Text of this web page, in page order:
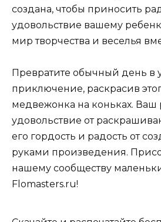
создана, чтобы приносить
удовольствие вашему
мир творчества и веселья
Превратите обычный день в
приключение, раскрасив
медвежонка на коньках. Ваш
удовольствие от
его гордость и радость от
руками произведения.
нашему сообществу
Flomasters.ru!